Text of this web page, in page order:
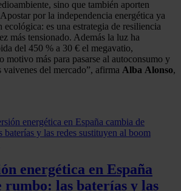
sino que también aporten
por la independencia energética ya
ecológica: es una estrategia de resiliencia
más tensionado. Además la luz ha
del 450 % a 30 € el megavatio,
motivo más para pasarse al autoconsumo y
vaivenes del mercado”, afirma Alba Alonso,
energética en España
rumbo: las baterías y las